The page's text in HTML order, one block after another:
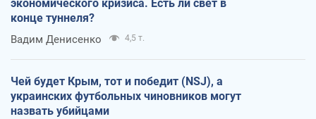
экономического кризиса. Есть ли свет в
конце туннеля?
Вадим Денисенко 4,5 т.
Чей будет Крым, тот и победит (NSJ), а
украинских футбольных чиновников могут
назвать убийцами